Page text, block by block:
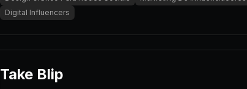
Digital Influencers
Take Blip